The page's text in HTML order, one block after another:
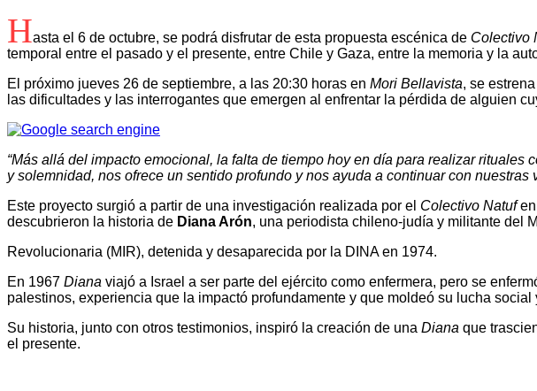
Hasta el 6 de octubre, se podrá disfrutar de esta propuesta escénica de Colectivo
temporal entre el pasado y el presente, entre Chile y Gaza, entre la memoria y la
El próximo jueves 26 de septiembre, a las 20:30 horas en Mori Bellavista, se
las dificultades y las interrogantes que emergen al enfrentar la pérdida de alguien
“Más allá del impacto emocional, la falta de tiempo hoy en día para realizar
y solemnidad, nos ofrece un sentido profundo y nos ayuda a continuar con nuestras
Este proyecto surgió a partir de una investigación realizada por el Colectivo Natufen
descubrieron la historia de Diana Arón, una periodista chileno-judía y militante del
Revolucionaria (MIR), detenida y desaparecida por la DINA en 1974.
En 1967 Diana viajó a Israel a ser parte del ejército como enfermera, pero se
palestinos, experiencia que la impactó profundamente y que moldeó su lucha
Su historia, junto con otros testimonios, inspiró la creación de una Diana que
el presente.